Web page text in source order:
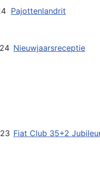
Pajottenlandrit
Nieuwjaarsreceptie
Fiat Club 35+2